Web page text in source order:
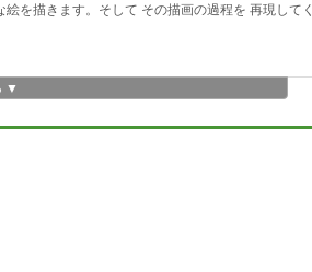
を描きます。そして その描画の過程を 再現してく
▼